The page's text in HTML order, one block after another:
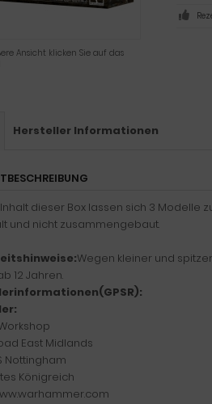
Ansicht klicken Sie auf das
Hersteller Informationen
dieser Box lassen sich 3 Modelle
und nicht zusammengebaut.
Wegen kleiner und
12 Jahren.
East Midlands
Nottingham
Königreich